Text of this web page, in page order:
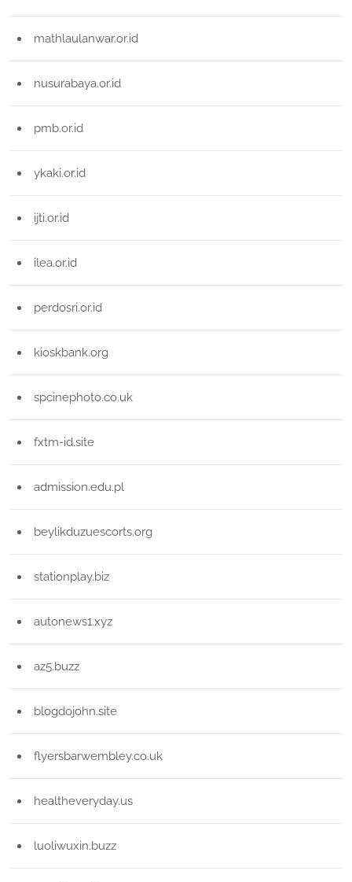
mathlaulanwar.or.id
nusurabaya.or.id
pmb.or.id
ykaki.or.id
ijti.or.id
ilea.or.id
perdosri.or.id
kioskbank.org
spcinephoto.co.uk
fxtm-id.site
admission.edu.pl
beylikduzuescorts.org
stationplay.biz
autonews1.xyz
az5.buzz
blogdojohn.site
flyersbarwembley.co.uk
healtheveryday.us
luoliwuxin.buzz